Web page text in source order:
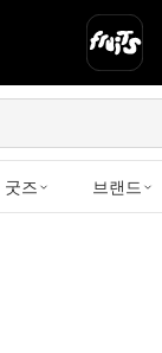
굿즈 브랜드